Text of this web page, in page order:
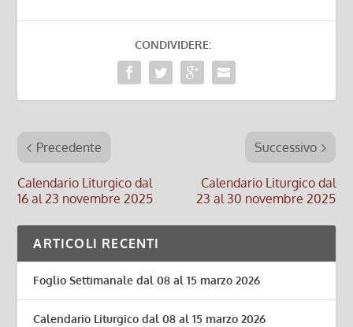
CONDIVIDERE:
Precedente
Calendario Liturgico dal
16 al 23 novembre 2025
Successivo
Calendario Liturgico dal
23 al 30 novembre 2025
ARTICOLI RECENTI
Foglio Settimanale dal 08 al 15 marzo 2026
Calendario Liturgico dal 08 al 15 marzo 2026